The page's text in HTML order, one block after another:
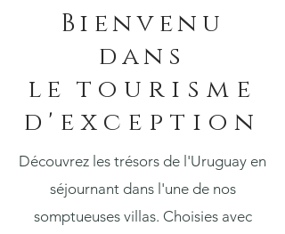
Bienvenu
dans
le tourisme
d'exception
Découvrez les trésors de l'Uruguay en
séjournant dans l'une de nos
somptueuses villas. Choisies avec